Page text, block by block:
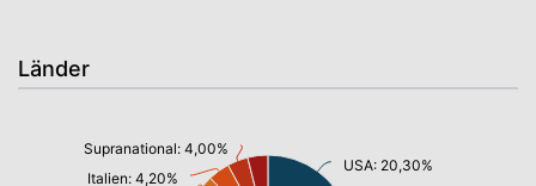
Länder
USA: 20,30%
Italien: 4,20%
Supranational: 4,00%